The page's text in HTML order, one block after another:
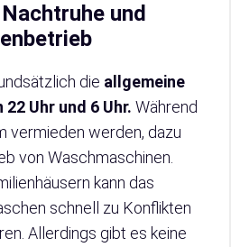
und
die allgemeine
Uhr und 6 Uhr. Während
vermieden werden, dazu
von Waschmaschinen.
kann das
schnell zu Konflikten
Allerdings gibt es keine